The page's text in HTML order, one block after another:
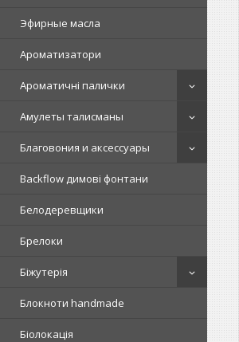
Эфирные масла
Ароматизатори
Ароматичні палички
Амулеты талисманы
Благовония и аксессуары
Backflow димові фонтани
Белодеревщики
Брелоки
Біжутерія
Блокноти handmade
Біолокація